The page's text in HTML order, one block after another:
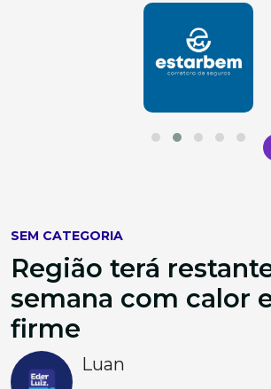
SEM CATEGORIA
Região terá
semana com calor
firme
Luan